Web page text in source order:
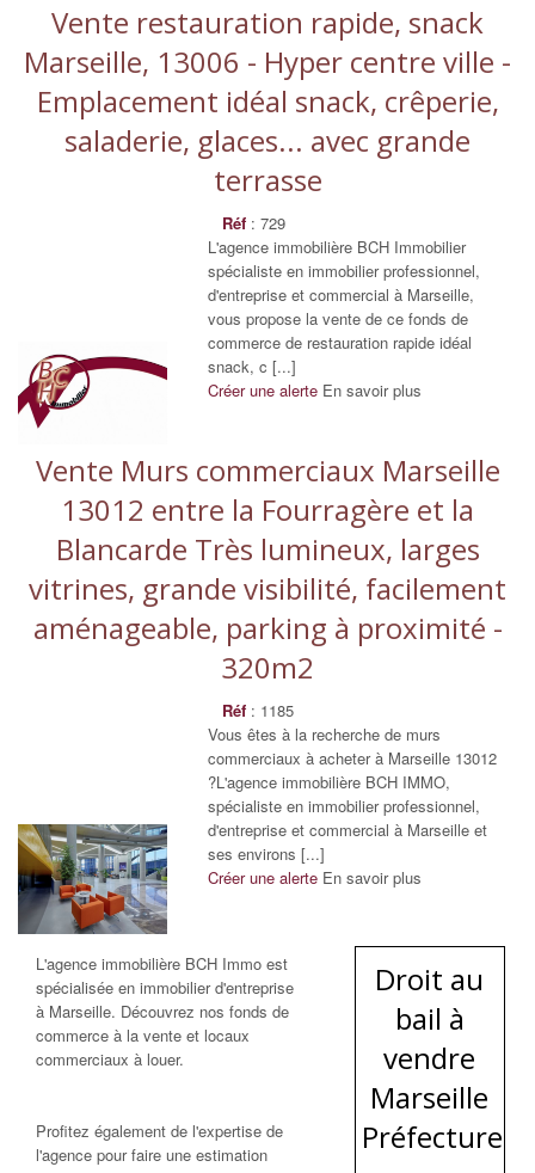
Vente restauration rapide, snack
Marseille, 13006 - Hyper centre ville -
Emplacement idéal snack, crêperie,
saladerie, glaces... avec grande
terrasse
Réf : 729
L'agence immobilière BCH Immobilier
spécialiste en immobilier professionnel,
d'entreprise et commercial à Marseille,
vous propose la vente de ce fonds de
commerce de restauration rapide idéal
snack, c [...]
Créer une alerte En savoir plus
Vente Murs commerciaux Marseille
13012 entre la Fourragère et la
Blancarde Très lumineux, larges
vitrines, grande visibilité, facilement
aménageable, parking à proximité -
320m2
Réf : 1185
Vous êtes à la recherche de murs
commerciaux à acheter à Marseille 13012
?L'agence immobilière BCH IMMO,
spécialiste en immobilier professionnel,
d'entreprise et commercial à Marseille et
ses environs [...]
Créer une alerte En savoir plus
L'agence immobilière BCH Immo est
spécialisée en immobilier d'entreprise
à Marseille. Découvrez nos fonds de
commerce à la vente et locaux
commerciaux à louer.
Profitez également de l'expertise de
l'agence pour faire une estimation
Droit au
bail à
vendre
Marseille
Préfecture